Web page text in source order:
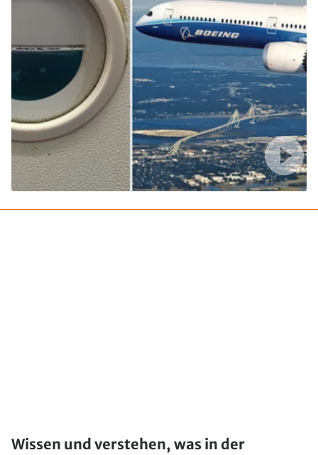
Wissen und verstehen, was in der